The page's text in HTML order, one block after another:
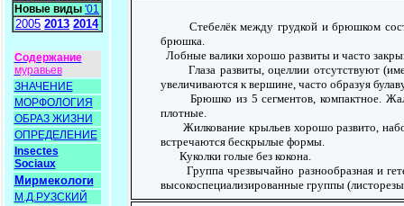
Новые виды '01
2005 2013 2014
Содержание
муравьев
ЗНАЧЕНИЕ
МОРФОЛОГИЯ
ОБРАЗ ЖИЗНИ
ОПРЕДЕЛЕНИЕ
Insectes
Sociaux
Мирмекологи
М.Д.РУЗСКИЙ
Стебелёк между грудкой и брюшком
брюшка.
Лобные валики хорошо развиты и часто
Глаза развиты, оцеллии отсутствуют
увеличиваются к вершине, часто образуя
Брюшко из 5 сегментов, компактное. Жало
плотные.
Жилкование крыльев хорошо развито,
встречаются бескрылые формы.
Куколки голые без кокона.
Группа чрезвычайно разнообразная и
высокоспециализированные группы